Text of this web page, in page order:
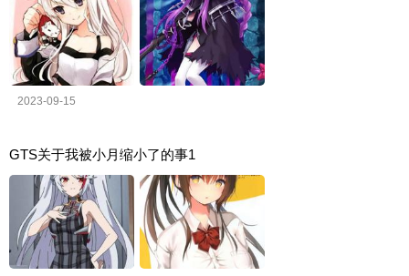
2023-09-15
GTS关于我被小月缩小了的事1